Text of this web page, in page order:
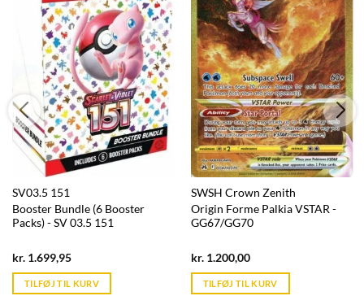
SV03.5 151
Booster Bundle (6 Booster
Packs) - SV 03.5 151
kr. 1.699,95Current
is:
kr. 39,95.
TILFØJ TIL KURV
SWSH Crown Zenith
Origin Forme Palkia VSTAR -
GG67/GG70
kr.1.200,00Current
is:
kr. 39,95.
TILFØJ TIL KURV